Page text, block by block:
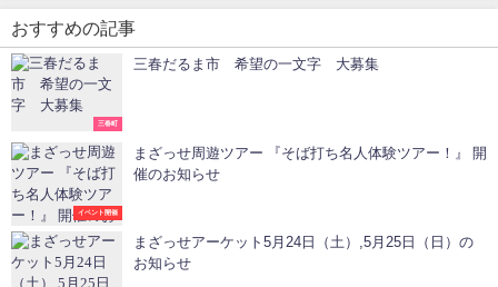
おすすめの記事
三春町
三春だるま市 希望の一文字 大募集
イベント開催
まざっせ周遊ツアー 『そば打ち名人体験ツアー！』 開
催のお知らせ
まざっせアーケット5月24日（土）,5月25日（日）の
お知らせ